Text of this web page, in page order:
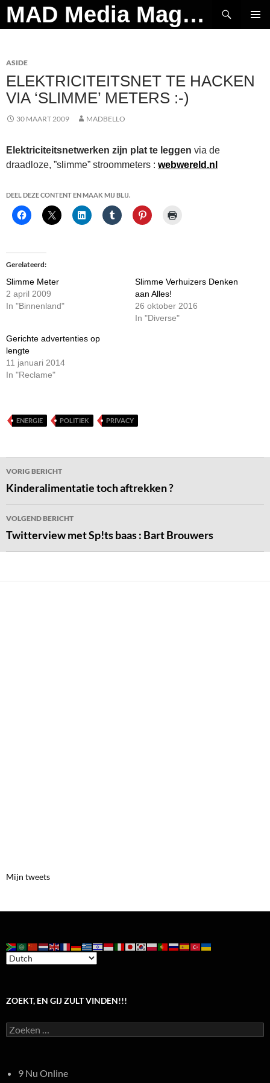
Ga
naar
MAD Media Magazine
Zoeken
ASIDE
ELEKTRICITEITSNET TE HACKEN
VIA ‘SLIMME’ METERS :-)
30 MAART 2009 MADBELLO
Elektriciteitsnetwerken zijn plat te leggen via de
draadloze, ”slimme” stroommeters : webwereld.nl
DEEL DEZE CONTENT EN MAAK MIJ BLIJ.
Gerelateerd
Slimme Meter
2 april 2009
In "Binnenland"
Slimme Verhuizers Denken
aan Alles!
26 oktober 2016
In "Diverse"
Gerichte advertenties op
lengte
11 januari 2014
In "Reclame"
ENERGIE POLITIEK PRIVACY
Bericht
navigatie
VORIG BERICHT
Kinderalimentatie toch aftrekken ?
VOLGEND BERICHT
Twitterview met Sp!ts baas : Bart Brouwers
Mijn tweets
ZOEKT, EN GIJ ZULT VINDEN!!!
Zoeken
naar:
9 Nu Online